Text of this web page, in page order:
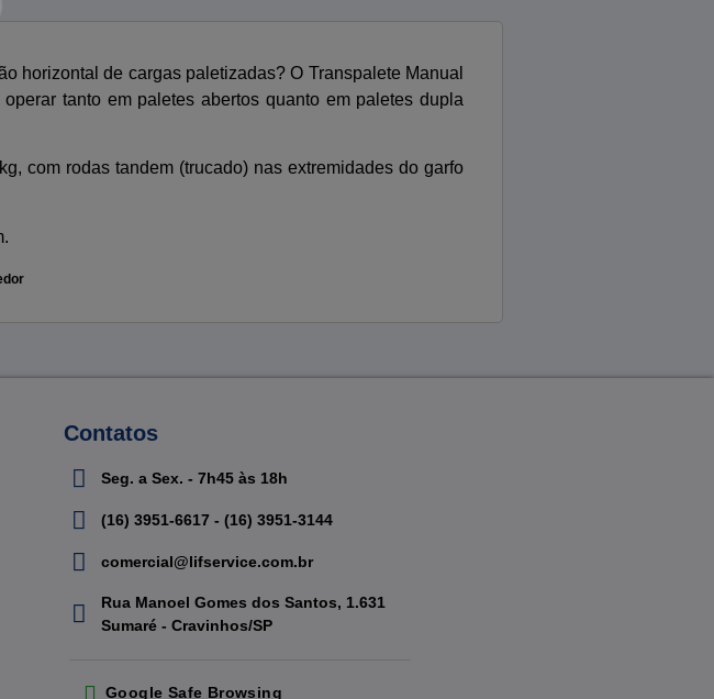
horizontal de cargas paletizadas? O Transpalete Manual
tanto em paletes abertos quanto em paletes dupla
com rodas tandem (trucado) nas extremidades do garfo
Contatos
Seg. a Sex. - 7h45 às 18h
(16) 3951-6617 - (16) 3951-3144
comercial@lifservice.com.br
Rua Manoel Gomes dos Santos, 1.631
Sumaré - Cravinhos/SP
Google Safe Browsing